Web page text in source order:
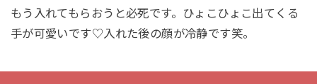
もう入れてもらおうと必死です。ひょこひょこ出てくる
手が可愛いです♡入れた後の顔が冷静です笑。